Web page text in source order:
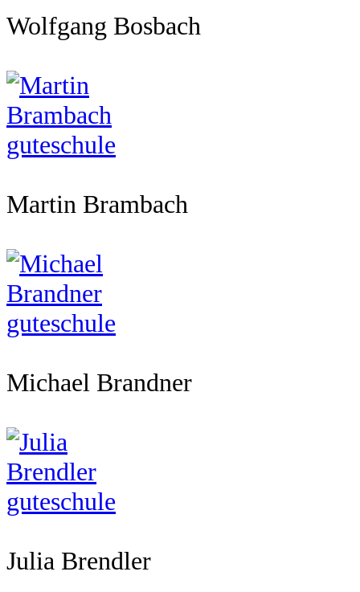
Wolfgang Bosbach
Martin Brambach
Michael Brandner
Julia Brendler